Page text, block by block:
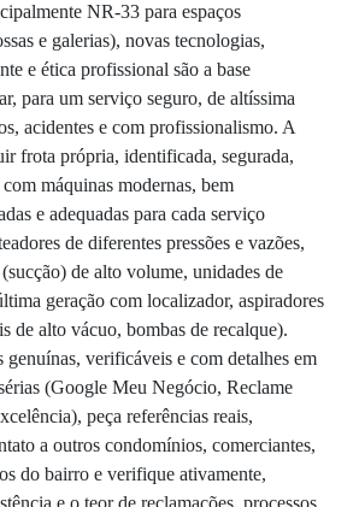
NR-33 para espaços
e galerias), novas tecnologias,
e ética profissional são a base
para um serviço seguro, de altíssima
acidentes e com profissionalismo. A
frota própria, identificada, segurada,
máquinas modernas, bem
e adequadas para cada serviço
de diferentes pressões e vazões,
de alto volume, unidades de
geração com localizador, aspiradores
de alto vácuo, bombas de recalque).
genuínas, verificáveis e com detalhes em
(Google Meu Negócio, Reclame
peça referências reais,
a outros condomínios, comerciantes,
do bairro e verifique ativamente,
e o teor de reclamações, processos